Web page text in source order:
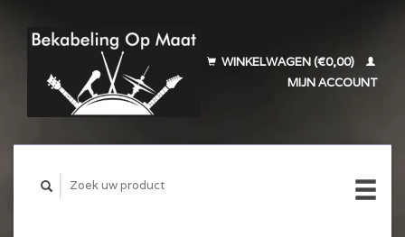
WINKELWAGEN (€0,00)
MIJN ACCOUNT